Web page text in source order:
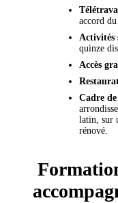
accord
Activités
quinze
Accès
Cadre
latin, sur
rénové.